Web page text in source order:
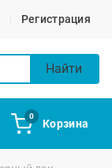
Регистрация
Найти
0
Корзина